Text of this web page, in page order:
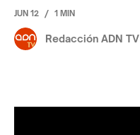
JUN 12 / 1 MIN
Redacción ADN TV